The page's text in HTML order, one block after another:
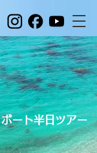
ート半日ツアー